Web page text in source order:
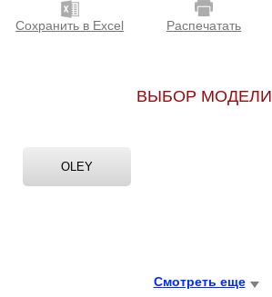
Оренбург
Саратов
Сохранить в Excel Распечатать
ВЫБОР МОДЕЛИ
OLEY
Смотреть еще